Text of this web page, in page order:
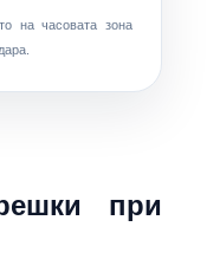
на часовата зона
при